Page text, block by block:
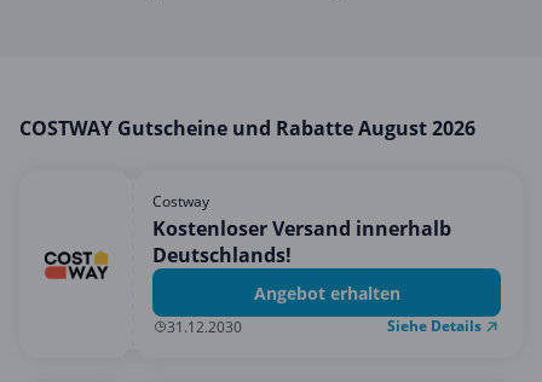
Sonstiges
Urlaub & Reise
COSTWAY Gutscheine und Rabatte August 2026
Costway
Kostenloser Versand innerhalb
Deutschlands!
Angebot erhalten
31.12.2030 Siehe Details